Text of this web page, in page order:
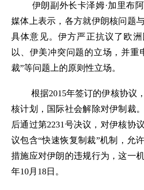
伊朗副外长卡泽姆·加里布阿
媒体上表示，各方就伊朗核问题
具体意见。伊方严正抗议了欧
以、伊美冲突问题的立场，并重
裁”等问题上的原则性立场。
根据2015年签订的伊核协议
核计划，国际社会解除对伊制裁
后通过第2231号决议，对伊核协
议包含“快速恢复制裁”机制，允
措施应对伊朗的违规行为，这一
年10月18日。